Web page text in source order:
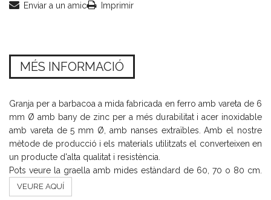
Enviar a un amic Imprimir
MÉS INFORMACIÓ
Granja per a barbacoa a mida fabricada en ferro amb vareta de 6
mm Ø amb bany de zinc per a més durabilitat i acer inoxidable
amb vareta de 5 mm Ø, amb nanses extraïbles. Amb el nostre
mètode de producció i els materials utilitzats el converteixen en
un producte d'alta qualitat i resistència.
Pots veure la graella amb mides estàndard de 60, 70 o 80 cm.
VEURE AQUÍ